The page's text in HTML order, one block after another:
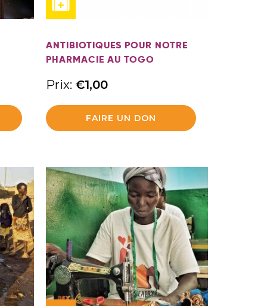
ANTIBIOTIQUES POUR NOTRE
PHARMACIE AU TOGO
Prix: €1,00
FAIRE UN DON